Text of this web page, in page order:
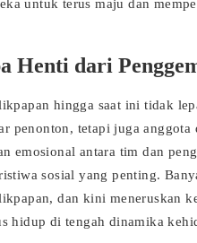
untuk terus maju dan
Henti dari
hingga saat ini tidak
penonton, tetapi juga
emosional antara tim dan
sosial yang penting.
dan kini meneruskan
hidup di tengah dinamika